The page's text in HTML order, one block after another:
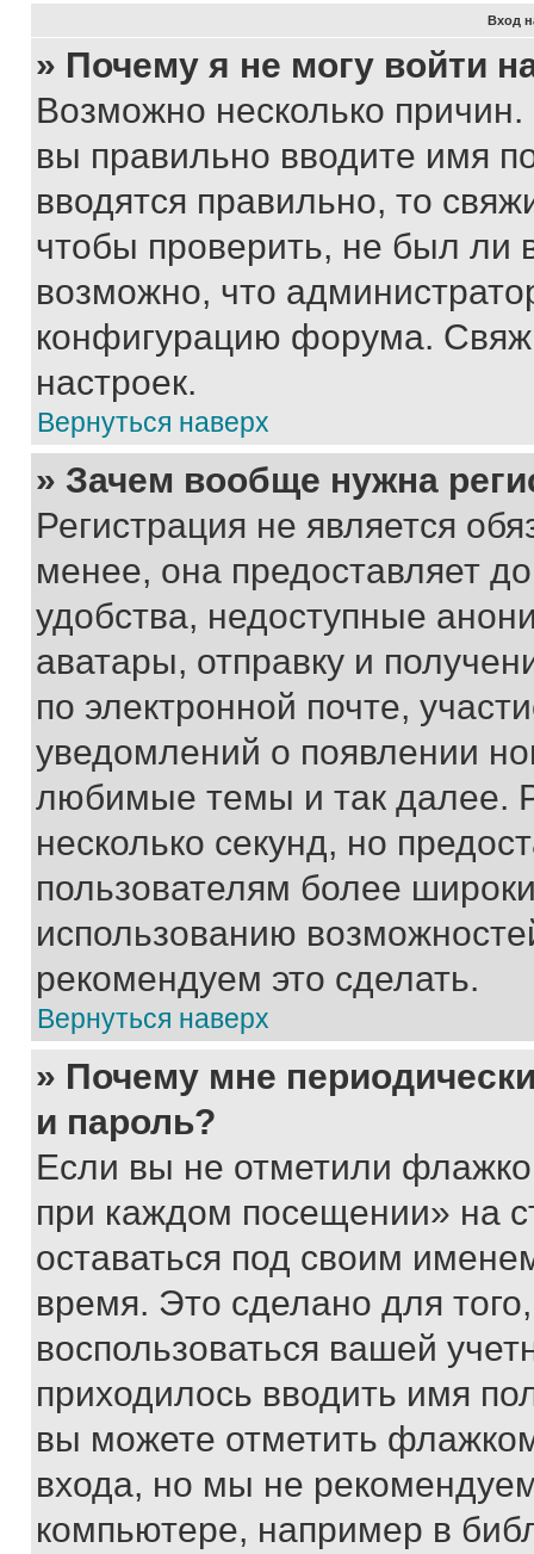
Вход
» Почему я не могу войти
Возможно несколько
вы правильно вводите имя
вводятся правильно, то
чтобы проверить, не был ли
возможно, что
конфигурацию форума.
настроек.
Вернуться наверх
» Зачем вообще нужна
Регистрация не является
менее, она предоставляет
удобства, недоступные
аватары, отправку и
по электронной почте,
уведомлений о появлении
любимые темы и так далее.
несколько секунд, но
пользователям более
использованию
рекомендуем это сделать.
Вернуться наверх
» Почему мне
и пароль?
Если вы не отметили
при каждом посещении» на
оставаться под своим
время. Это сделано для
воспользоваться вашей
приходилось вводить имя
вы можете отметить
входа, но мы не
компьютере, например в